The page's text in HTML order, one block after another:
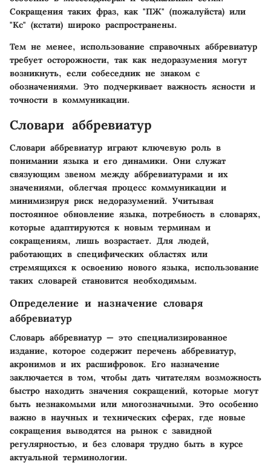
Сокращения таких фраз, как "ПЖ" (пожалуйста) или
"Кс" (кстати) широко распространены.
Тем не менее, использование справочных аббревиатур
требует осторожности, так как недоразумения могут
возникнуть, если собеседник не знаком с
обозначениями. Это подчеркивает важность ясности и
точности в коммуникации.
Словари аббревиатур
Словари аббревиатур играют ключевую роль в
понимании языка и его динамики. Они служат
связующим звеном между аббревиатурами и их
значениями, облегчая процесс коммуникации и
минимизируя риск недоразумений. Учитывая
постоянное обновление языка, потребность в словарях,
которые адаптируются к новым терминам и
сокращениям, лишь возрастает. Для людей,
работающих в специфических областях или
стремящихся к освоению нового языка, использование
таких словарей становится необходимым.
Определение и назначение словаря
аббревиатур
Словарь аббревиатур — это специализированное
издание, которое содержит перечень аббревиатур,
акронимов и их расшифровок. Его назначение
заключается в том, чтобы дать читателям возможность
быстро находить значения сокращений, которые могут
быть незнакомыми или многозначными. Это особенно
важно в научных и технических сферах, где новые
сокращения выводятся на рынок с завидной
регулярностью, и без словаря трудно быть в курсе
актуальной терминологии.